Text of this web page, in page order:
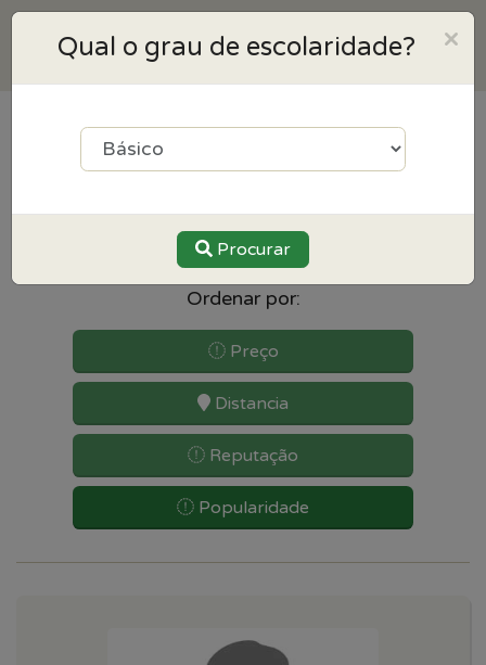
resultados para Inglês
Ordenar por:
Preço
Distancia
Reputação
Popularidade
×
Qual o grau de escolaridade?
Procurar